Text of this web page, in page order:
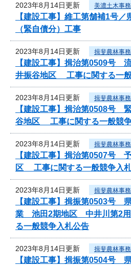
2023年8月14日更新 美濃土木事
【建設工事】維工第舗補1号
（緊自債分）工事
2023年8月14日更新 揖斐農林事
【建設工事】揖治第0509号
井振谷地区 工事に関する一
2023年8月14日更新 揖斐農林事
【建設工事】揖治第0508号
谷地区 工事に関する一般競
2023年8月14日更新 揖斐農林事
【建設工事】揖治第0507号
区 工事に関する一般競争入
2023年8月14日更新 揖斐農林事
【建設工事】揖振第0503号
業 池田2期地区 中井川第2
る一般競争入札公告
2023年8月14日更新 揖斐農林事
【建設工事】揖振第0504号